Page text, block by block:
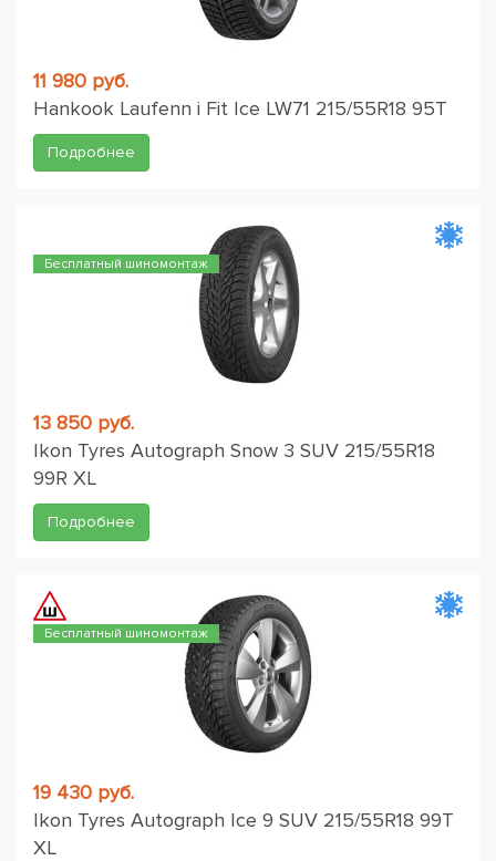
11 980 руб.
Hankook Laufenn i Fit Ice LW71 215/55R18 95T
Подробнее
Бесплатный шиномонтаж
13 850 руб.
Ikon Tyres Autograph Snow 3 SUV 215/55R18
99R XL
Подробнее
Бесплатный шиномонтаж
19 430 руб.
Ikon Tyres Autograph Ice 9 SUV 215/55R18 99T
XL